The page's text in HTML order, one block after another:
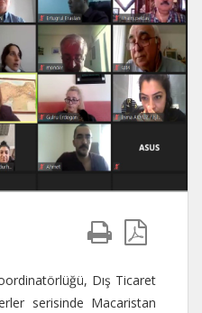
Dış Ticaret
serisinde Macaristan